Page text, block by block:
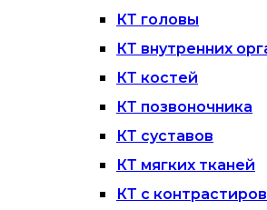
КТ головы
КТ внутренних
КТ костей
КТ позвоночника
КТ суставов
КТ мягких тканей
КТ с